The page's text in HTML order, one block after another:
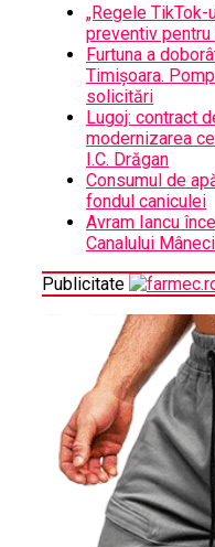
„Regele
preventiv
Furtuna a
Timișoara.
solicitări
Lugoj: contract
modernizarea
I.C. Drăgan
Consumul de
fondul caniculei
Avram Iancu
Canalului
Publicitate